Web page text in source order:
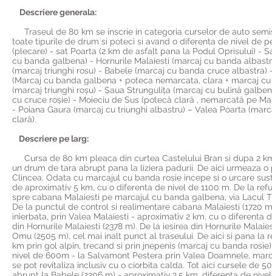
Descriere generala:
Traseul de 80 km se inscrie in categoria curselor de auto
toate tipurile de drum si poteci si avand o diferenta de nivel de
(plecare) - sat Poarta (2 km de asfalt pana la Podul Oprisului) -
cu banda galbena) - Hornurile Malaiesti (marcaj cu banda
(marcaj triunghi rosu) - Babele (marcaj cu banda cruce
(Marcaj cu banda galbena + poteca nemarcata, clara + marcaj
(marcaj triunghi roșu) - Șaua Strungulița (marcaj cu bulină
cu cruce roșie) - Moieciu de Sus (potecă clară , nemarcată pe
- Poiana Gaura (marcaj cu triunghi albastru) – Valea Poarta
clară).
Descriere pe larg:
Cursa de 80 km pleaca din curtea Castelului Bran si dupa 2
un drum de tara abrupt pana la liziera padurii. De aici urmeaza
Clincea. Odata cu marcajul cu banda rosie incepe si o urcare
de aproximativ 5 km, cu o diferenta de nivel de 1100 m. De la
spre cabana Malaiesti pe marcajul cu banda galbena, via Lacul
De la punctul de control si realimentare cabana Malaiesti
inierbata, prin Valea Malaiesti - aproximativ 2 km, cu o
din Hornurile Malaiesti (2378 m). De la iesirea din Hornurile
Omu (2505 m), cel mai inalt punct al traseului. De aici si pana
km prin gol alpin, trecand si prin jnepenis (marcaj cu banda
nivel de 600m - la Salvamont Pestera prin Valea Doamnele,
se pot revitaliza inclusiv cu o ciorbita calda. Tot aici cursele de